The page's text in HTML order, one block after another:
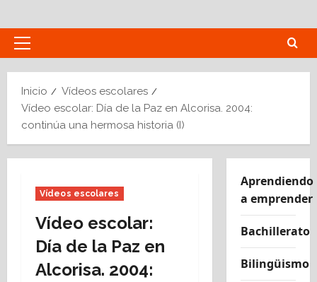
al
contenido
Menú
Inicio
Vídeos escolares
Vídeo escolar: Día de la Paz en Alcorisa. 2004:
continúa una hermosa historia (I)
Vídeos escolares
Vídeo escolar:
Día de la Paz en
Alcorisa. 2004:
Aprendiendo
a emprender
Bachillerato
Bilingüismo